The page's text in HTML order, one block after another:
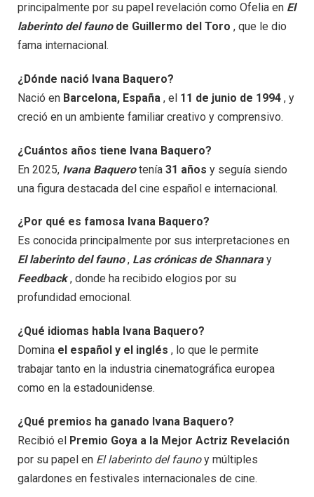
principalmente por su papel revelación como Ofelia en El
laberinto del faunode Guillermo del Toro , que le dio
fama internacional.
¿Dónde nació Ivana Baquero?
Nació en Barcelona, ​​España , el 11 de junio de 1994 , y
creció en un ambiente familiar creativo y comprensivo.
¿Cuántos años tiene Ivana Baquero?
En 2025, Ivana Baquerotenía 31 años y seguía siendo
una figura destacada del cine español e internacional.
¿Por qué es famosa Ivana Baquero?
Es conocida principalmente por sus interpretaciones en
El laberinto del fauno, Las crónicas de Shannaray
Feedback, donde ha recibido elogios por su
profundidad emocional.
¿Qué idiomas habla Ivana Baquero?
Domina el español y el inglés , lo que le permite
trabajar tanto en la industria cinematográfica europea
como en la estadounidense.
¿Qué premios ha ganado Ivana Baquero?
Recibió el Premio Goya a la Mejor Actriz Revelación
por su papel en El laberinto del faunoy múltiples
galardones en festivales internacionales de cine.